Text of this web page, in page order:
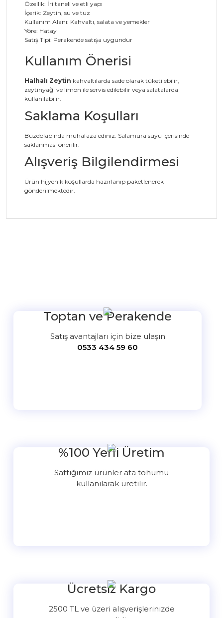
Özellik: İri taneli ve etli yapı
İçerik: Zeytin, su ve tuz
Kullanım Alanı: Kahvaltı, salata ve yemekler
Yöre: Hatay
Satış Tipi: Perakende satışa uygundur
Kullanım Önerisi
Halhalı Zeytin kahvaltılarda sade olarak tüketilebilir,
zeytinyağı ve limon ile servis edilebilir veya salatalarda
kullanılabilir.
Saklama Koşulları
Buzdolabında muhafaza ediniz. Salamura suyu içerisinde
saklanması önerilir.
Alışveriş Bilgilendirmesi
Ürün hijyenik koşullarda hazırlanıp paketlenerek
gönderilmektedir.
Toptan ve Perakende
Satış avantajları için bize ulaşın
0533 434 59 60
%100 Yerli Üretim
Sattığımız ürünler ata tohumu
kullanılarak üretilir.
Ücretsiz Kargo
2500 TL ve üzeri alışverişlerinizde